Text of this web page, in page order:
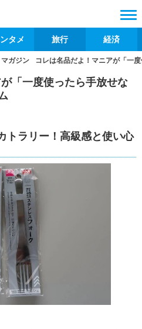
タメ 旅行 経済
マガジン コレは名品だよ！マニアが「一
「一度使ったら手放せな
トラリー！高級感と使い心